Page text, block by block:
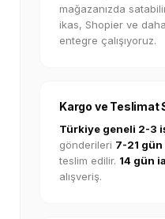
mağazanızda
ikas, Shopier ve
entegre çalışıyoruz.
Kargo ve Teslimat
Türkiye geneli 2-3
gönderileri 7-21 gün
teslim edilir. 14 gün
alışveriş.